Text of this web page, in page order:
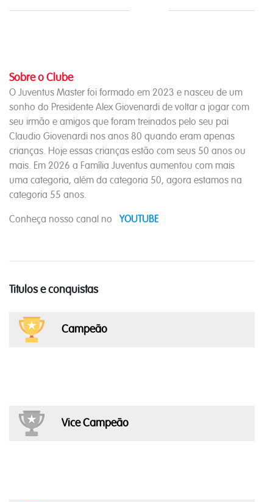
Sobre o Clube
O Juventus Master foi formado em 2023 e nasceu de um
sonho do Presidente Alex Giovenardi de voltar a jogar com
seu irmão e amigos que foram treinados pelo seu pai
Claudio Giovenardi nos anos 80 quando eram apenas
crianças. Hoje essas crianças estão com seus 50 anos ou
mais. Em 2026 a Família Juventus aumentou com mais
uma categoria, além da categoria 50, agora estamos na
categoria 55 anos.
Conheça nosso canal no YOUTUBE
Titulos e conquistas
Campeão
Vice Campeão